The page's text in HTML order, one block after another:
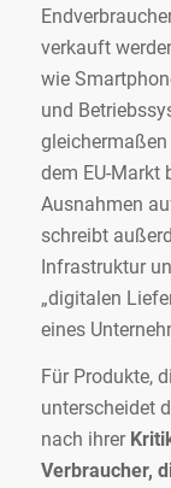
verkauft
wie
und
dem EU-Markt
Ausnahmen
schreibt
Infrastruktur
„digitalen
eines
Für Produkte,
unterscheidet
nach ihrer
Verbraucher,